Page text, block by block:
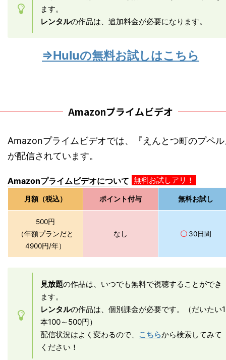
ます。
レンタルの作品は、追加料金が必要になります。
⇒Huluの無料お試しはこちら
Amazonプライムビデオ
Amazonプライムビデオでは、『えんとつ町のプペ
が配信されています。
Amazonプライムビデオについて 無料お試しアリ！
月額（税込） ポイント付与 無料お試し
500円
（年額プランだと
4900円/年）
なし 〇 30日間
見放題の作品は、いつでも無料で視聴することができ
ます。
レンタルの作品は、個別課金が必要です。（だいたい1
本100～500円）
配信状況はよく変わるので、 こちらから検索してみて
ください！